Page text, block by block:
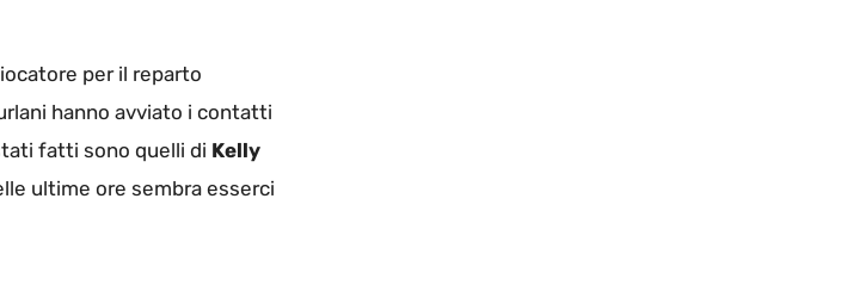
per il reparto
hanno avviato i contatti
fatti sono quelli di Kelly
ultime ore sembra esserci